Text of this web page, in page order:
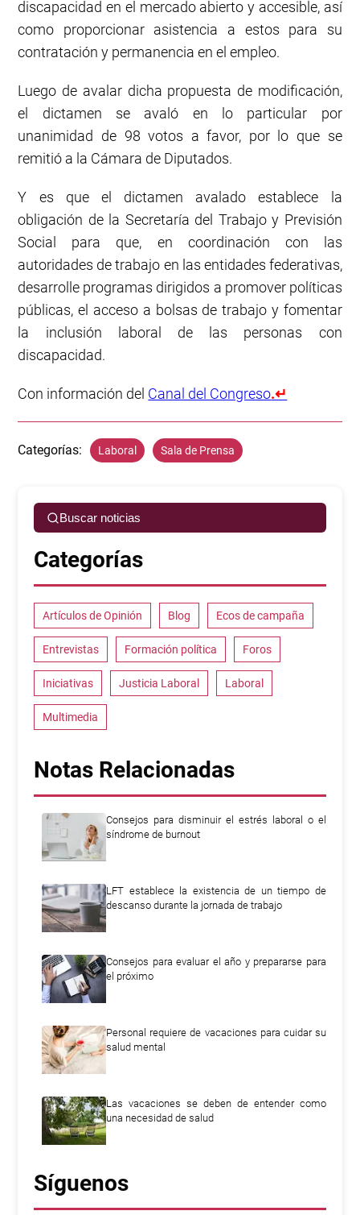
discapacidad en el mercado abierto y accesible, así
como proporcionar asistencia a estos para su
contratación y permanencia en el empleo.
Luego de avalar dicha propuesta de modificación,
el dictamen se avaló en lo particular por
unanimidad de 98 votos a favor, por lo que se
remitió a la Cámara de Diputados.
Y es que el dictamen avalado establece la
obligación de la Secretaría del Trabajo y Previsión
Social para que, en coordinación con las
autoridades de trabajo en las entidades federativas,
desarrolle programas dirigidos a promover políticas
públicas, el acceso a bolsas de trabajo y fomentar
la inclusión laboral de las personas con
discapacidad.
Con información del Canal del Congreso.↵
Categorías: Laboral Sala de Prensa
Buscar noticias
Categorías
Artículos de Opinión Blog Ecos de campaña
Entrevistas Formación política Foros
Iniciativas Justicia Laboral Laboral
Multimedia
Notas Relacionadas
Consejos para disminuir el estrés laboral o el
síndrome de burnout
LFT establece la existencia de un tiempo de
descanso durante la jornada de trabajo
Consejos para evaluar el año y prepararse para
el próximo
Personal requiere de vacaciones para cuidar su
salud mental
Las vacaciones se deben de entender como
una necesidad de salud
Síguenos